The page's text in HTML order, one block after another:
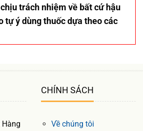
trách nhiệm về bất cứ hậu
tự ý dùng thuốc dựa theo các
CHÍNH SÁCH
Về chúng tôi